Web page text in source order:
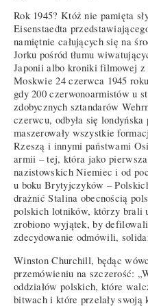
Rok 1945? Któż nie pamięta
Eisenstaedta
namiętnie całujących się na
Jorku pośród tłumu
Japonii albo kroniki filmowej
Moskwie 24 czerwca 1945
gdy 200 czerwonoarmistów u
zdobycznych sztandarów
czerwcu, odbyła się
maszerowały wszystkie
Rzeszą i innymi państwami
armii – tej, która jako pierwsza
nazistowskich Niemiec i od
u boku Brytyjczyków –
drażnić Stalina obecnością
polskich lotników, którzy brali
zrobiono wyjątek, by
zdecydowanie odmówili,
Winston Churchill, będąc
przemówieniu na szczerość:
oddziałów polskich, które
bitwach i które przelały swoją